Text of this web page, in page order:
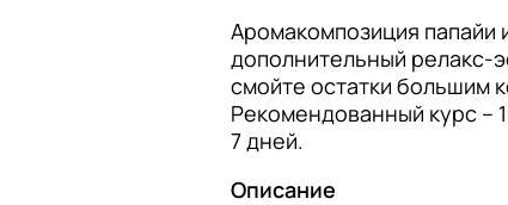
Аромакомпозиция папайи
дополнительный
смойте остатки большим
Рекомендованный курс –
7 дней.
Описание